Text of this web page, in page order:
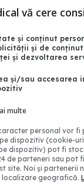
vă cere
și conținut
și de
și dezvoltarea
și/sau accesarea
multe
personal vor fi
dispozitiv (cookie-
dispozitiv) pot fi
de parteneri sau pot
site. Noi și partenerii
localizare geografică.